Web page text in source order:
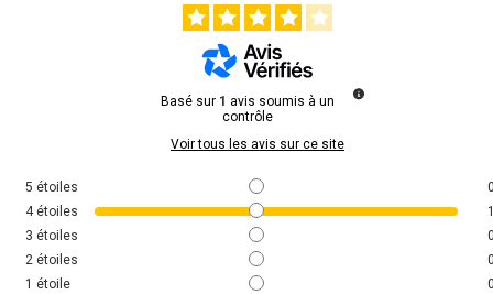
Basé sur 1 avis soumis à un
contrôle
Voir tous les avis sur ce site
5 étoiles
4 étoiles
3 étoiles
2 étoiles
1 étoile